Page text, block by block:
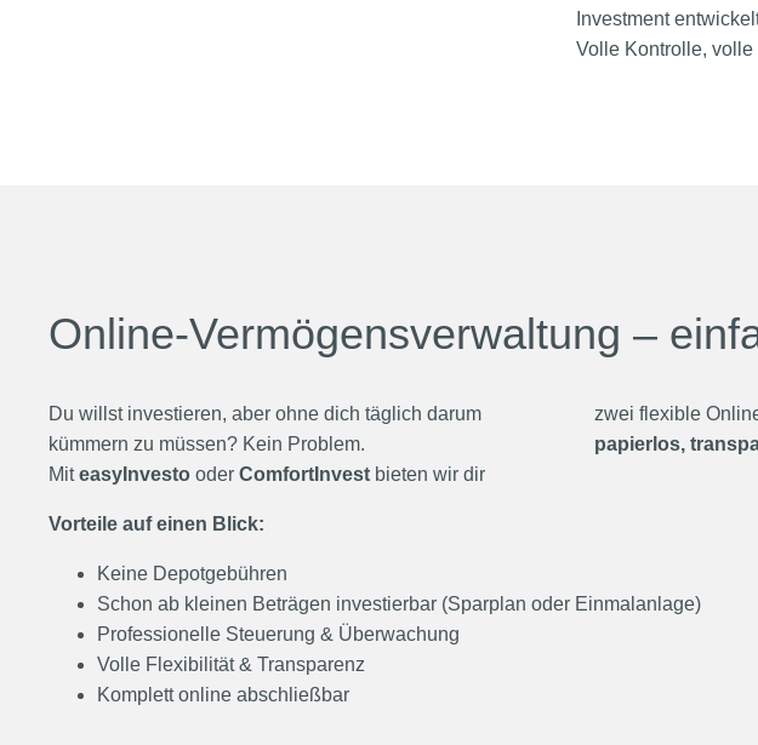
Investment
Volle Kontrolle,
Online-Vermögensverwaltung –
Du willst investieren, aber ohne dich täglich darum
kümmern zu müssen? Kein Problem.
MiteasyInvesto oder ComfortInvest bieten wir dir
zwei flexible
papierlos,
Vorteile auf einen Blick:
Keine Depotgebühren
Schon ab kleinen Beträgen investierbar (Sparplan oder Einmalanlage)
Professionelle Steuerung & Überwachung
Volle Flexibilität & Transparenz
Komplett online abschließbar